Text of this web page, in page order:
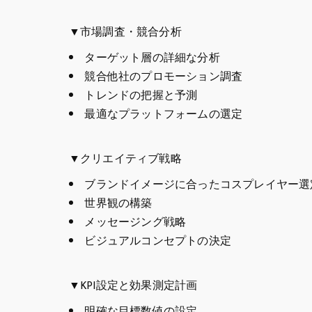
▼市場調査・競合分析
ターゲット層の詳細な分析
競合他社のプロモーション調査
トレンドの把握と予測
最適なプラットフォームの選定
▼クリエイティブ戦略
ブランドイメージに合ったコスプレイヤー
世界観の構築
メッセージング戦略
ビジュアルコンセプトの決定
▼KPI設定と効果測定計画